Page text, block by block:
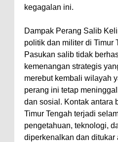
kegagalan ini.
Dampak Perang Salib
politik dan militer di Timur
Pasukan salib tidak
kemenangan strategis
merebut kembali wilayah
perang ini tetap
dan sosial. Kontak antara
Timur Tengah terjadi
pengetahuan, teknologi,
diperkenalkan dan ditukar